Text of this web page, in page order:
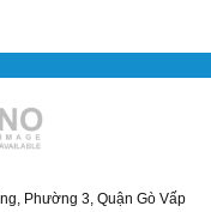
Phường 3, Quận Gò Vấp